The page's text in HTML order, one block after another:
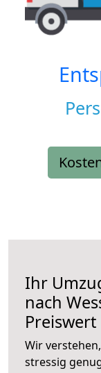
Ihr
nach
Preiswert
Wir
stressig